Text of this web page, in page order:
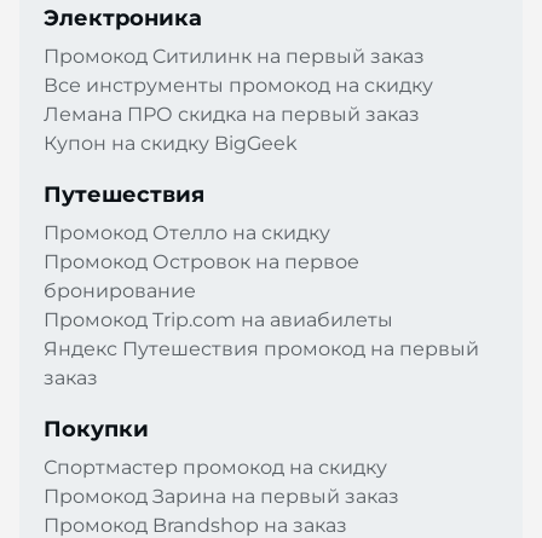
Электроника
Промокод Cитилинк на первый заказ
Все инструменты промокод на скидку
Лемана ПРО скидка на первый заказ
Купон на скидку BigGeek
Путешествия
Промокод Отелло на скидку
Промокод Островок на первое
бронирование
Промокод Trip.com на авиабилеты
Яндекс Путешествия промокод на первый
заказ
Покупки
Спортмастер промокод на скидку
Промокод Зарина на первый заказ
Промокод Brandshop на заказ